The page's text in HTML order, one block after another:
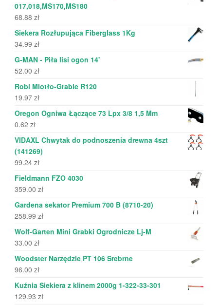
017,018,MS170,MS180
68.88 zł
Siekera Rozłupująca Fiberglass 1Kg
34.99 zł
G-MAN - Piła lisi ogon 14'
52.00 zł
Robi Miotło-Grabie R120
19.97 zł
Oregon Ogniwa Łączące 73 Lpx 3/8 1,5 Mm
0.62 zł
VIDAXL Chwytak do podnoszenia drewna 4szt
(141269)
99.24 zł
Fieldmann FZO 4030
359.00 zł
Gardena sekator Premium 700 B (8710-20)
258.99 zł
Wolf-Garten Mini Grabki Ogrodnicze Lj-M
33.00 zł
Woodster Narzędzie PT 106 Srebrne
96.00 zł
Kuźnia Siekiera z klinem 2000g 1-322-33-301
129.93 zł